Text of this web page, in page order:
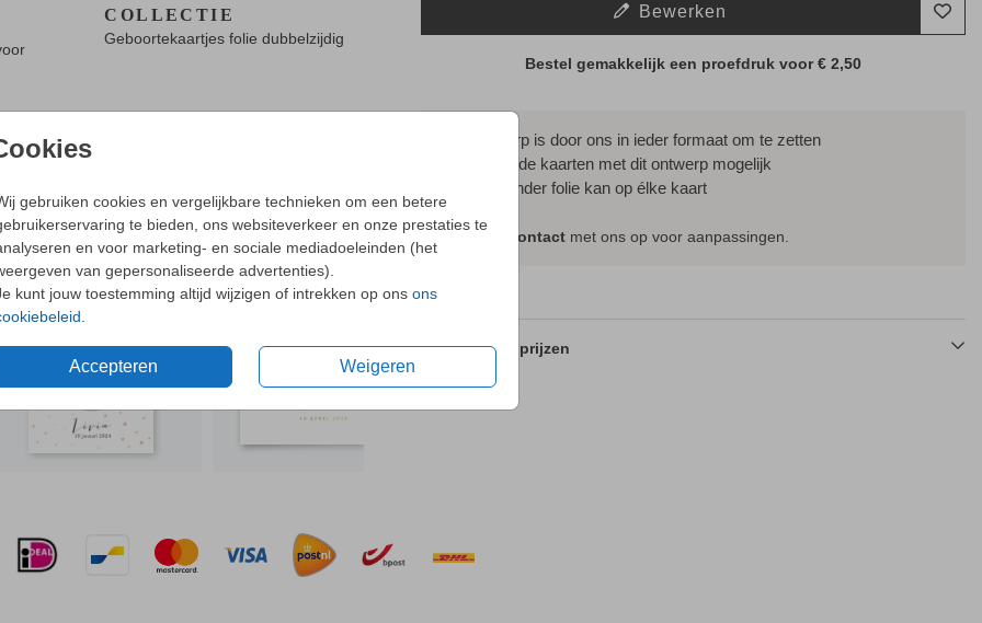
gebruiken cookies en vergelijkbare technieken om een betere
te bieden, ons websiteverkeer en onze prestaties te
en voor marketing- en sociale mediadoeleinden (het
van gepersonaliseerde advertenties).
kunt jouw toestemming altijd wijzigen of intrekken op ons ons
Accepteren Weigeren
COLLECTIE
Geboortekaartjes folie dubbelzijdig
OOK LEUK
Bewerken
Bestel gemakkelijk een proefdruk voor€ 2,50
- Dit ontwerp is door ons in ieder formaat om te zetten
- Bijpassende kaarten met dit ontwerp mogelijk
- Met of zonder folie kan op élke kaart
contactmet ons op voor aanpassingen.
Formaten en prijzen